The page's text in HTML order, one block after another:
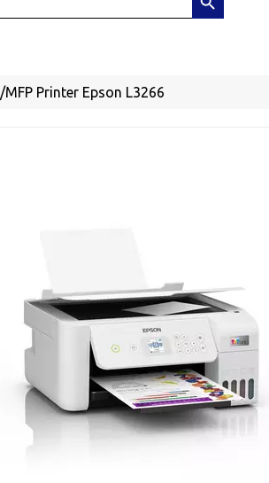
/MFP Printer Epson L3266